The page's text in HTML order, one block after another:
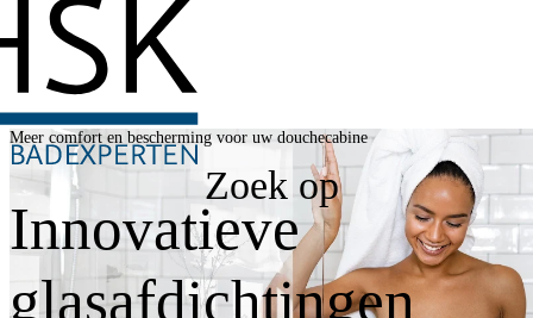
Zoek op
Meer comfort en bescherming voor uw douchecabine
Innovatieve
glasafdichtingen